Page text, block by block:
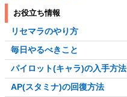
お役立ち情報
リセマラのやり方
毎日やるべきこと
パイロット(キャラ)の入手方法
AP(スタミナ)の回復方法